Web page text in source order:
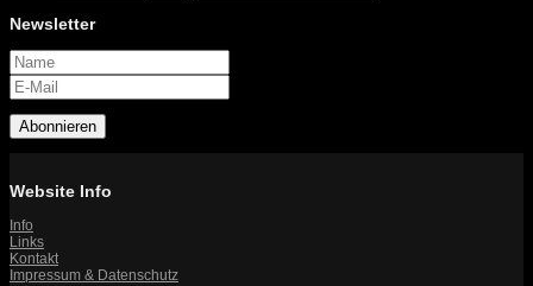
Newsletter
Abonnieren
Website Info
Info
Links
Kontakt
Impressum & Datenschutz